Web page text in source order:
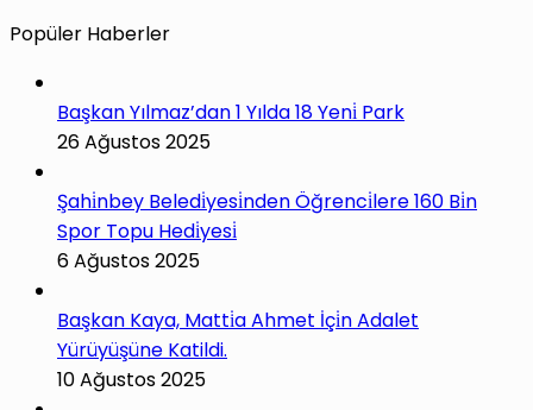
Popüler Haberler
Başkan Yılmaz’dan 1 Yılda 18 Yeni̇ Park
26 Ağustos 2025
Şahi̇nbey Beledi̇yesi̇nden Öğrenci̇lere 160 Bi̇n
Spor Topu Hedi̇yesi̇
6 Ağustos 2025
Başkan Kaya, Matti̇a Ahmet İçi̇n Adalet
Yürüyüşüne Katildi.
10 Ağustos 2025